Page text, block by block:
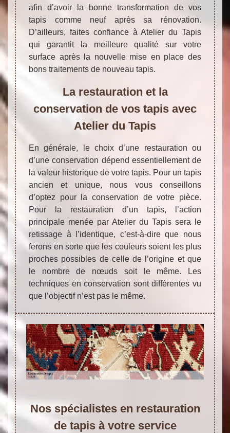
afin d’avoir la bonne transformation de vos
tapis comme neuf après sa rénovation.
D’ailleurs, faites confiance à Atelier du Tapis
qui garantit la meilleure qualité sur votre
surface après la nouvelle mise en place des
bons traitements de nouveau tapis.
La restauration et la
conservation de vos tapis avec
Atelier du Tapis
En générale, le choix d’une restauration ou
d’une conservation dépend essentiellement de
la valeur historique de votre tapis. Pour un tapis
ancien et unique, nous vous conseillons
d’optez pour la conservation de votre pièce.
Pour la restauration d’un tapis, l’action
principale menée par Atelier du Tapis sera le
retissage à l’identique, c’est-à-dire que nous
ferons en sorte que les couleurs soient les plus
proches possibles de celle de l’origine et que
le nombre de nœuds soit le même. Les
techniques en conservation sont différentes vu
que l’objectif n’est pas le même.
Nos spécialistes en restauration
de tapis à votre service